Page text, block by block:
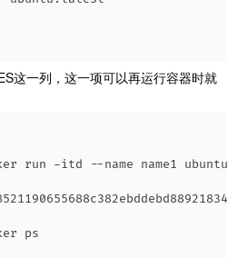
这一列，这一项可以再运行容器时就
run -itd --name name1
ps